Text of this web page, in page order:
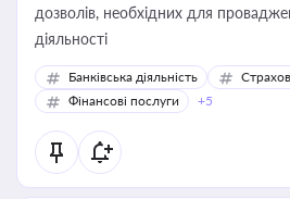
дозволів, необхідних для
діяльності
Банківська діяльність
Фінансові послуги
+5